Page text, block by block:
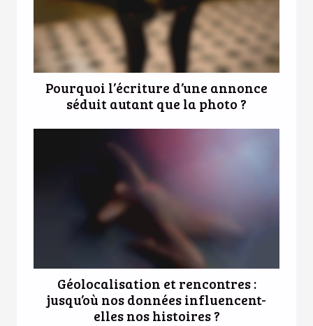
Pourquoi l’écriture d’une annonce
séduit autant que la photo ?
Géolocalisation et rencontres :
jusqu’où nos données influencent-
elles nos histoires ?